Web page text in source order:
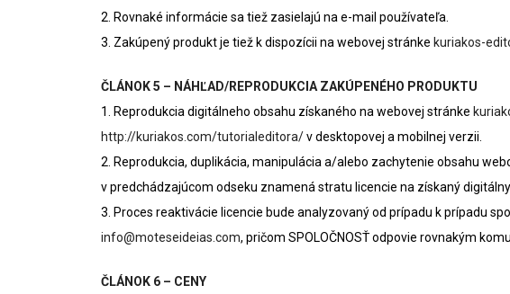
2. Rovnaké informácie sa tiež zasielajú na e-mail používateľa.
3. Zakúpený produkt je tiež k dispozícii na webovej stránke kuriakos-
ČLÁNOK 5 – NÁHĽAD/REPRODUKCIA ZAKÚPENÉHO PRODUKTU
1. Reprodukcia digitálneho obsahu získaného na webovej stránke
http://kuriakos.com/tutorialeditora/v desktopovej a mobilnej verzii.
2. Reprodukcia, duplikácia, manipulácia a/alebo zachytenie obsahu
v predchádzajúcom odseku znamená stratu licencie na získaný
3. Proces reaktivácie licencie bude analyzovaný od prípadu k prípadu
info@moteseideias.com, pričom SPOLOČNOSŤ odpovie rovnakým
ČLÁNOK 6 – CENY